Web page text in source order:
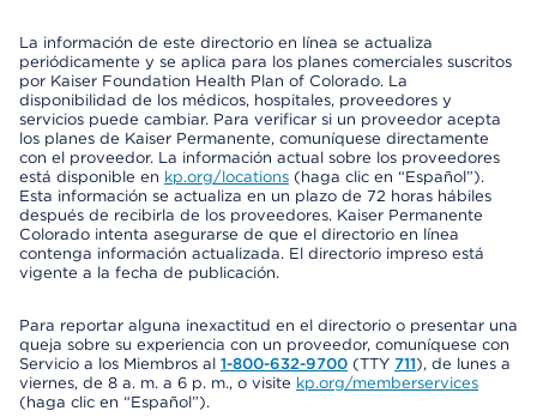
La información de este directorio en línea se actualiza
periódicamente y se aplica para los planes comerciales suscritos
por Kaiser Foundation Health Plan of Colorado. La
disponibilidad de los médicos, hospitales, proveedores y
servicios puede cambiar. Para verificar si un proveedor acepta
los planes de Kaiser Permanente, comuníquese directamente
con el proveedor. La información actual sobre los proveedores
está disponible en kp.org/locations (haga clic en “Español”).
Esta información se actualiza en un plazo de 72 horas hábiles
después de recibirla de los proveedores. Kaiser Permanente
Colorado intenta asegurarse de que el directorio en línea
contenga información actualizada. El directorio impreso está
vigente a la fecha de publicación.
Para reportar alguna inexactitud en el directorio o presentar una
queja sobre su experiencia con un proveedor, comuníquese con
Servicio a los Miembros al 1-800-632-9700 (TTY 711), de lunes a
viernes, de 8 a. m. a 6 p. m., o visite kp.org/memberservices
(haga clic en “Español”).